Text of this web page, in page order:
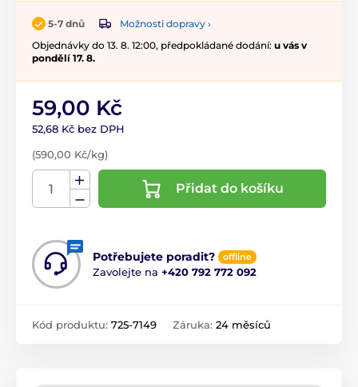
5-7 dnů
Možnosti dopravy ›
Objednávky do 13. 8. 12:00, předpokládané dodání: u vás v
pondělí 17. 8.
59,00 Kč
52,68 Kč bez DPH
(590,00 Kč/kg)
Přidat do košíku
Potřebujete poradit? offline
Zavolejte na +420 792 772 092
Kód produktu: 725-7149 Záruka: 24 měsíců